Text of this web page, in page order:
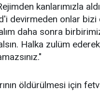
kanlarımızla
devirmeden onlar
daha sonra
Halka zulüm
öldürülmesi için